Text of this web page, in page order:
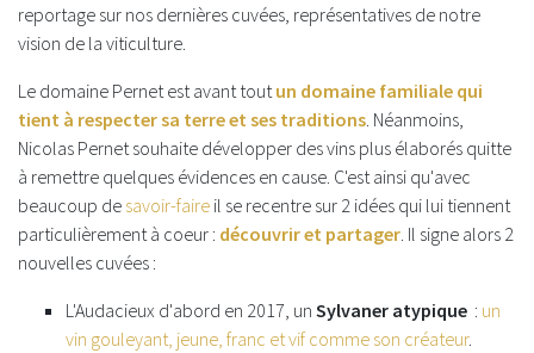
reportage sur nos dernières cuvées, représentatives de notre
vision de la viticulture.
Le domaine Pernet est avant toutun domaine familiale qui
tient à respecter sa terre et ses traditions. Néanmoins,
Nicolas Pernet souhaite développer des vins plus élaborés quitte
à remettre quelques évidences en cause. C'est ainsi qu'avec
beaucoup de savoir-faire il se recentre sur 2 idées qui lui tiennent
particulièrement à coeur : découvrir et partager. Il signe alors 2
nouvelles cuvées :
L'Audacieux d'abord en 2017, un Sylvaner atypique : un
vin gouleyant, jeune, franc et vif comme son créateur.